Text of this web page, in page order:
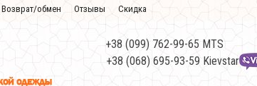
Возврат/обмен Отзывы Скидка
+38 (099) 762-99-65 MTS
+38 (068) 695-93-59 Kievstar